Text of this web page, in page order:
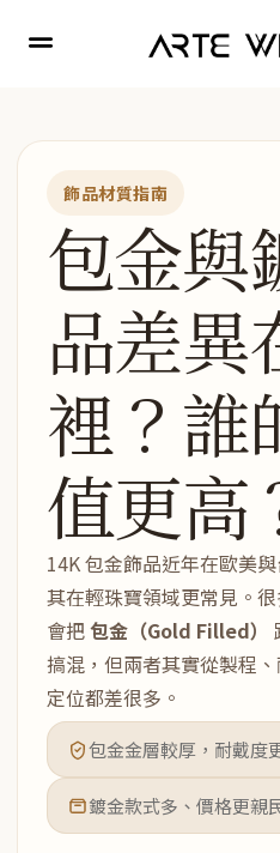
飾品材質指南
包金與
品差異
裡？誰
值更高
14K 包金飾品近年在歐美
其在輕珠寶領域更常見。
會把包金（Gold Filled）
搞混，但兩者其實從製程
定位都差很多。
包金金層較厚，耐戴度
鍍金款式多、價格更親